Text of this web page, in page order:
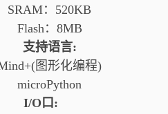
SRAM：520KB
Flash：8MB
支持语言:
图形化编程)
microPython
I/O口: